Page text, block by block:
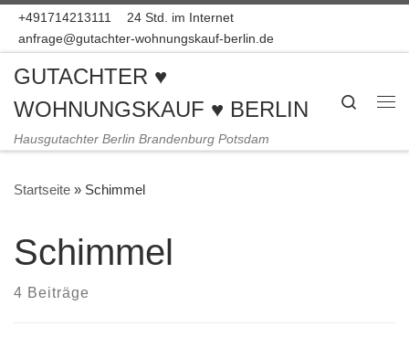
Zum Inhalt springen
+491714213111
24 Std. im Internet
anfrage@gutachter-wohnungskauf-berlin.de
GUTACHTER ♥
WOHNUNGSKAUF ♥ BERLIN
Hausgutachter Berlin Brandenburg Potsdam
Search
Startseite » Schimmel
Schimmel
4 Beiträge